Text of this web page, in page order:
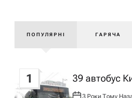
г
а
ПОПУЛЯРНІ ГАРЯЧА
1 39 автобус
3 Роки Тому